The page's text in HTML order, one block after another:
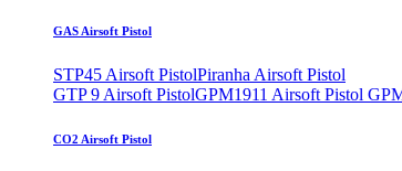
GAS Airsoft Pistol
STP45 Airsoft PistolPiranha Airsoft Pistol
GTP 9 Airsoft PistolGPM1911 Airsoft Pistol
CO2 Airsoft Pistol